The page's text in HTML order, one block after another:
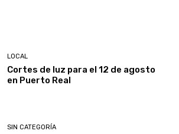
LOCAL
Cortes de luz para el 12 de agosto
en Puerto Real
SIN CATEGORÍA